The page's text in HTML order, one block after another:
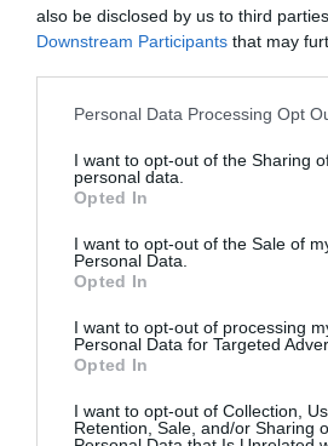
also be disclosed by us to third
Downstream Participants that may
Please note that this website/app
not limited to your visit or usage
grant or deny consent to Google and
use your data for below specified
consent section.
Personal Data Processing Opt
I want to opt-out of the Sharing
personal data.
Opted In
I want to opt-out of the Sale of
Personal Data.
Opted In
I want to opt-out of processing
Personal Data for Targeted
Opted In
I want to opt-out of Collection,
Retention, Sale, and/or Sharing
származó tanulmányok „adják
kutatásokhoz fontos
mRNS vagy hírvivő RNS veszi
sejtekett. Az mRNS pedig képes
megkülönböztetni a rákos
majd elpusztítani őket.
Amikor a műsorvezető
„van-e még esély" arra, hogy a
működnek majd, Tureci a
válaszolt: